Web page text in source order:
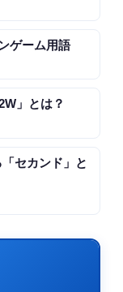
ゲーム用語
」とは？
セカンド」と